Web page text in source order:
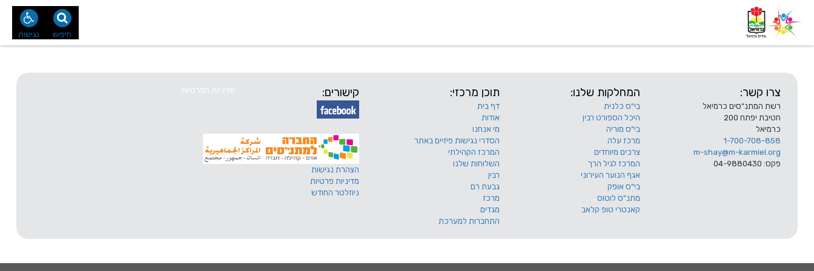
נגישות חיפוש
צרו קשר:
רשת המתנ"סים כרמיאל
חטיבת יפתח 200
כרמיאל
1-700-708-858
m-shay@m-karmiel.org
פקס: 04-9880430
המחלקות שלנו:
בי"ס כלנית
היכל הספורט רבין
בי"ס מוריה
מרכז עלה
צרכים מיוחדים
המרכז לגיל הרך
אגף הנוער העירוני
בי"ס אופק
מתנ"ס לוטוס
קאנטרי טופ קלאב
תוכן מרכזי:
דף בית
אודות
מי אנחנו
הסדרי נגישות פיזיים באתר
המרכז הקהילתי
השלוחות שלנו
רבין
גבעת רם
מרכז
מגדים
התחברות למערכת
קישורים:
הצהרת נגישות
מדיניות פרטיות
ניוזלטר החודש
מדיניות הפרטיות